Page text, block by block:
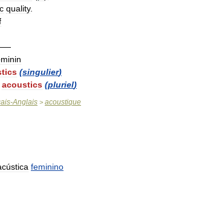
quality.
(singulier)
acoustics (pluriel)
-Anglais > acoustique
feminino